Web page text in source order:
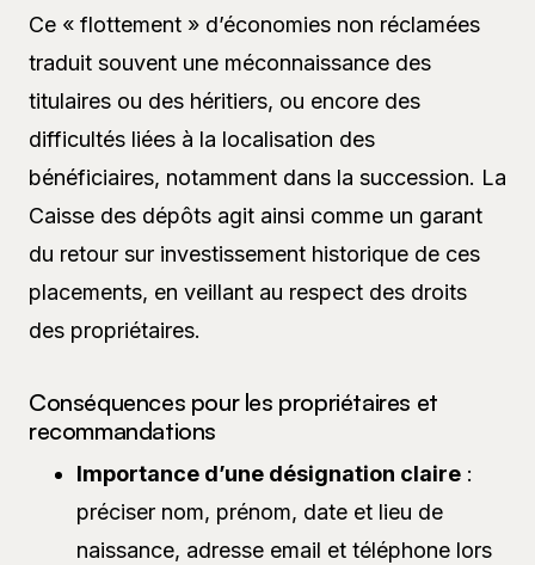
Ce « flottement » d’économies non réclamées
traduit souvent une méconnaissance des
titulaires ou des héritiers, ou encore des
difficultés liées à la localisation des
bénéficiaires, notamment dans la succession. La
Caisse des dépôts agit ainsi comme un garant
du retour sur investissement historique de ces
placements, en veillant au respect des droits
des propriétaires.
Conséquences pour les propriétaires et
recommandations
Importance d’une désignation claire :
préciser nom, prénom, date et lieu de
naissance, adresse email et téléphone lors